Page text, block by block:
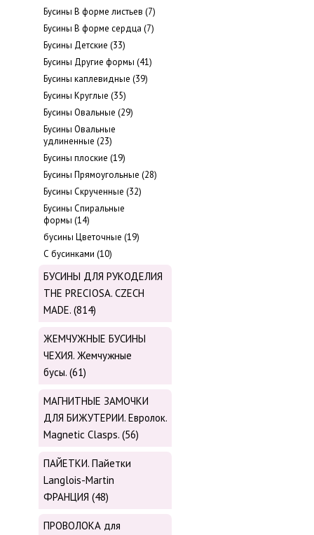
Бусины В форме листьев (7)
Бусины В форме сердца (7)
Бусины Детские (33)
Бусины Другие формы (41)
Бусины каплевидные (39)
Бусины Круглые (35)
Бусины Овальные (29)
Бусины Овальные
удлиненные (23)
Бусины плоские (19)
Бусины Прямоугольные (28)
Бусины Скрученные (32)
Бусины Спиральные
формы (14)
бусины Цветочные (19)
С бусинками (10)
БУСИНЫ ДЛЯ РУКОДЕЛИЯ
THE PRECIOSA. CZECH
MADE. (814)
ЖЕМЧУЖНЫЕ БУСИНЫ
ЧЕХИЯ. Жемчужные
бусы. (61)
МАГНИТНЫЕ ЗАМОЧКИ
ДЛЯ БИЖУТЕРИИ. Евролок.
Magnetic Сlasps. (56)
ПАЙЕТКИ. Пайетки
Langlois-Martin
ФРАНЦИЯ (48)
ПРОВОЛОКА для